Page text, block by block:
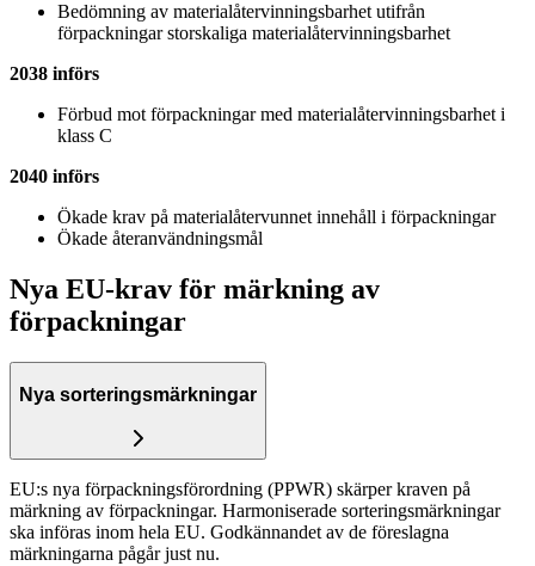
Bedömning av materialåtervinningsbarhet utifrån
förpackningar storskaliga materialåtervinningsbarhet
2038 införs
Förbud mot förpackningar med materialåtervinningsbarhet i
klass C
2040 införs
Ökade krav på materialåtervunnet innehåll i förpackningar
Ökade återanvändningsmål
Nya EU-krav för märkning av
förpackningar
Nya sorteringsmärkningar
EU:s nya förpackningsförordning (PPWR) skärper kraven på
märkning av förpackningar. Harmoniserade sorteringsmärkningar
ska införas inom hela EU. Godkännandet av de föreslagna
märkningarna pågår just nu.